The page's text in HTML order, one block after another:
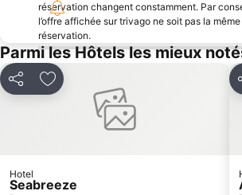
réservation changent constamment. Par
l’offre affichée sur trivago ne soit pas la
réservation.
Parmi les Hôtels les mieux
PartagerAjouter à mes favoris
Hotel
Seabreeze